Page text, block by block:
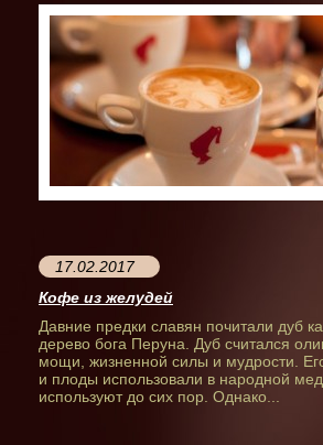
17.02.2017
Кофе из желудей
Давние предки славян почитали дуб
дерево бога Перуна. Дуб считался
мощи, жизненной силы и мудрости.
и плоды использовали в народной
используют до сих пор. Однако...